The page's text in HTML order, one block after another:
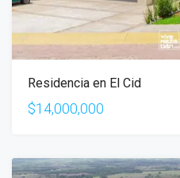
Residencia en El Cid
$14,000,000